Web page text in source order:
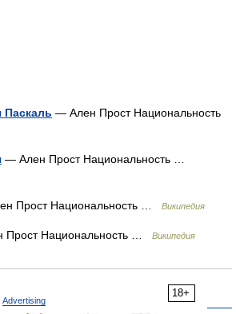
Паскаль — Ален Прост Национальность
— Ален Прост Национальность …
Прост Национальность … Википедия
Прост Национальность … Википедия
18+
Advertising